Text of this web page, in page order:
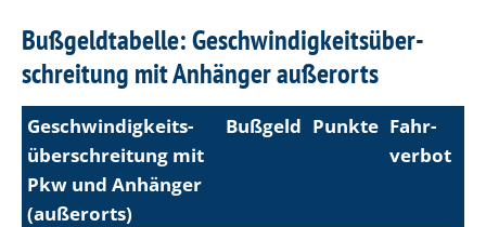
Bußgeldtabelle: Geschwindigkeits­über­
schreitung mit Anhänger außerorts
Geschwin­digkeits­
über­schreitung mit
Pkw und Anhänger
(außer­orts)
Bußgeld Punkte Fahr­
verbot